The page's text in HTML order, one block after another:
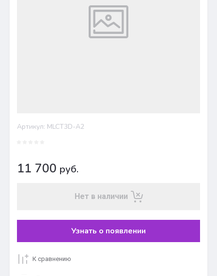
Артикул: MLCT3D-A2
11 700 руб.
Нет в наличии
Узнать о появлении
К сравнению